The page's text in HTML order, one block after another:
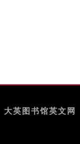
大英图书馆英文网